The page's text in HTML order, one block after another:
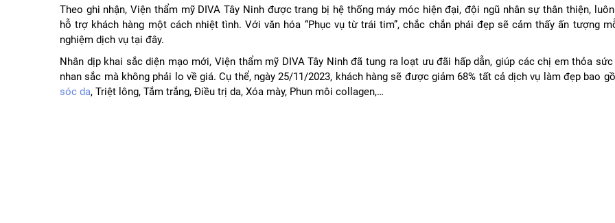
Theo ghi nhận, Viện thẩm mỹ DIVA Tây Ninh được trang bị hệ thống máy móc hiện đại, đội ngũ nhân sự thân thiện,
hỗ trợ khách hàng một cách nhiệt tình. Với văn hóa “Phục vụ từ trái tim”, chắc chắn phái đẹp sẽ cảm thấy ấn tượng
nghiệm dịch vụ tại đây.
Nhân dịp khai sắc diện mạo mới, Viện thẩm mỹ DIVA Tây Ninh đã tung ra loạt ưu đãi hấp dẫn, giúp các chị em thỏa
nhan sắc mà không phải lo về giá. Cụ thể, ngày 25/11/2023, khách hàng sẽ được giảm 68% tất cả dịch vụ làm đẹp bao
sóc da, Triệt lông, Tắm trắng, Điều trị da, Xóa mày, Phun môi collagen,…